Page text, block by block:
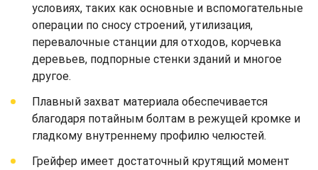
условиях, таких как основные и вспомогательные
операции по сносу строений, утилизация,
перевалочные станции для отходов, корчевка
деревьев, подпорные стенки зданий и многое
другое.
Плавный захват материала обеспечивается
благодаря потайным болтам в режущей кромке и
гладкому внутреннему профилю челюстей.
Грейфер имеет достаточный крутящий момент